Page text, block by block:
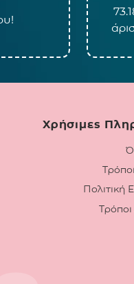
Χρήσιμες
Πολιτική